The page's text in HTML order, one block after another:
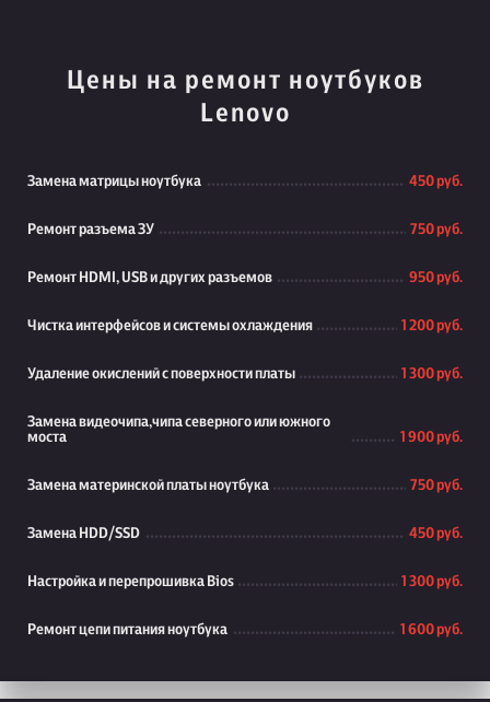
Цены на ремонт ноутбуков
Lenovo
Замена матрицы ноутбука 450 руб.
Ремонт разъема ЗУ 750 руб.
Ремонт HDMI, USB и других разъемов 950 руб.
Чистка интерфейсов и системы охлаждения 1 200 руб.
Удаление окислений с поверхности платы 1 300 руб.
Замена видеочипа,чипа северного или южного
моста
1 900 руб.
Замена материнской платы ноутбука 750 руб.
Замена HDD/SSD 450 руб.
Настройка и перепрошивка Bios 1 300 руб.
Ремонт цепи питания ноутбука 1 600 руб.